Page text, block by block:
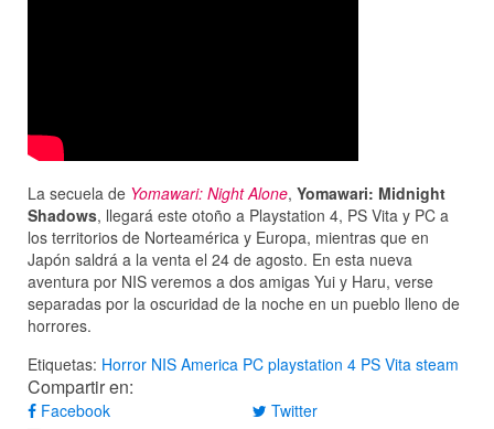
La secuela de Yomawari: Night Alone, Yomawari: Midnight
Shadows, llegará este otoño a Playstation 4, PS Vita y PC a
los territorios de Norteamérica y Europa, mientras que en
Japón saldrá a la venta el 24 de agosto. En esta nueva
aventura por NIS veremos a dos amigas Yui y Haru, verse
separadas por la oscuridad de la noche en un pueblo lleno de
horrores.
Etiquetas: Horror NIS America PC playstation 4 PS Vita steam
Compartir en:
Facebook Twitter